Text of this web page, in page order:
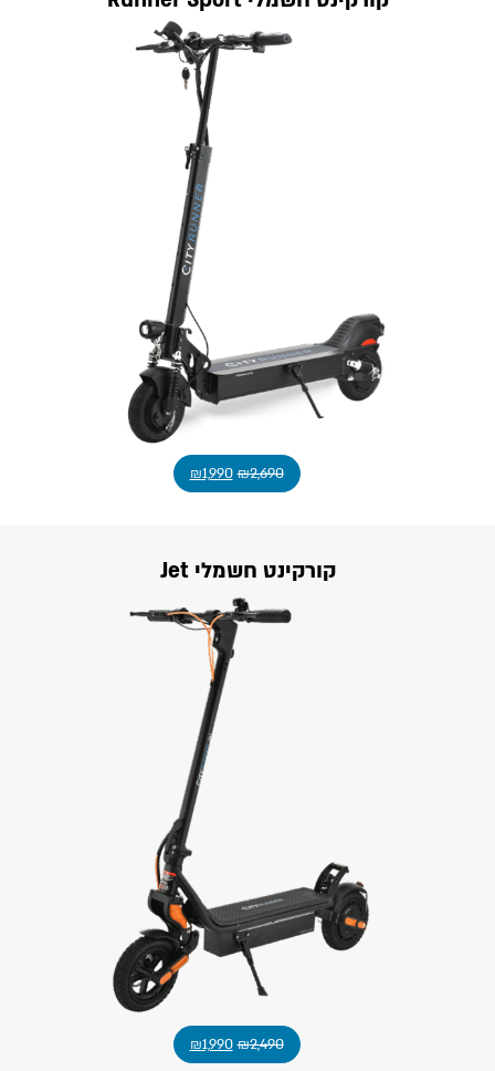
₪2,690
₪1,990
קורקינט חשמלי Jet
₪2,490
₪1,990